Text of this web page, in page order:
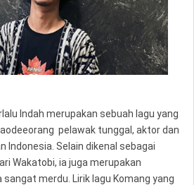
Indah merupakan sebuah lagu yang
pelawak tunggal, aktor dan
Indonesia. Selain dikenal sebagai
Wakatobi, ia juga merupakan
merdu. Lirik lagu Komang yang